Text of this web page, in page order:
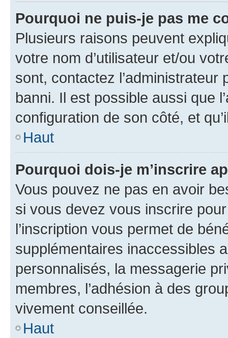
Pourquoi ne puis-je pas me
Plusieurs raisons peuvent
votre nom d’utilisateur et/ou
sont, contactez l’administrateur
banni. Il est possible aussi que
configuration de son côté, et
Haut
Pourquoi dois-je m’inscrire
Vous pouvez ne pas en avoir
si vous devez vous inscrire
l’inscription vous permet de
supplémentaires inaccessibles
personnalisés, la messagerie
membres, l’adhésion à des
vivement conseillée.
Haut